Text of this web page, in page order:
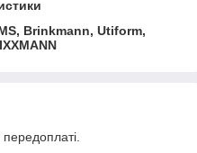
Brinkmann, Utiform,